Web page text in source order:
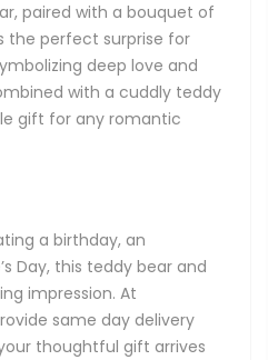
paired with a bouquet of
the perfect surprise for
deep love and
with a cuddly teddy
gift for any romantic
a birthday, an
Day, this teddy bear and
impression. At
same day delivery
thoughtful gift arrives